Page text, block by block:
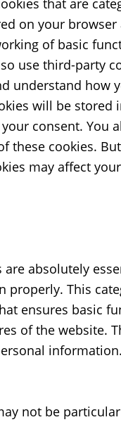
that are
on your browser
of basic
use third-party
understand how
will be stored
consent. You
these cookies.
may affect
are absolutely
properly. This
ensures basic
of the website.
information.
not be